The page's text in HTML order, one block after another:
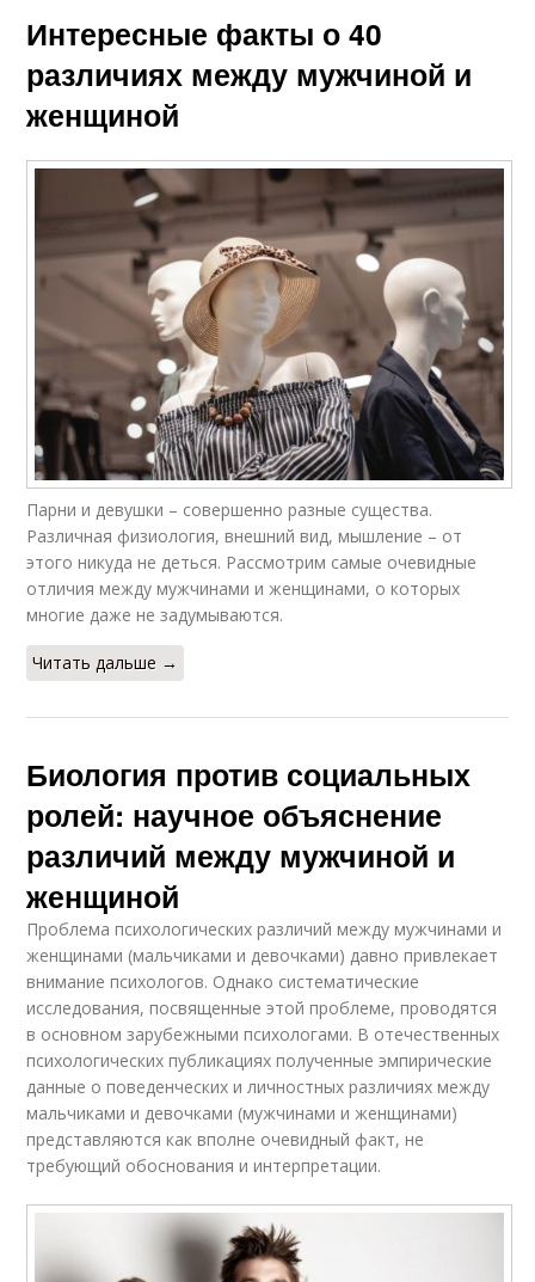
Интересные факты о 40
различиях между мужчиной и
женщиной
Парни и девушки – совершенно разные существа.
Различная физиология, внешний вид, мышление – от
этого никуда не деться. Рассмотрим самые очевидные
отличия между мужчинами и женщинами, о которых
многие даже не задумываются.
Читать дальше →
Биология против социальных
ролей: научное объяснение
различий между мужчиной и
женщиной
Проблема психологических различий между мужчинами и
женщинами (мальчиками и девочками) давно привлекает
внимание психологов. Однако систематические
исследования, посвященные этой проблеме, проводятся
в основном зарубежными психологами. В отечественных
психологических публикациях полученные эмпирические
данные о поведенческих и личностных различиях между
мальчиками и девочками (мужчинами и женщинами)
представляются как вполне очевидный факт, не
требующий обоснования и интерпретации.